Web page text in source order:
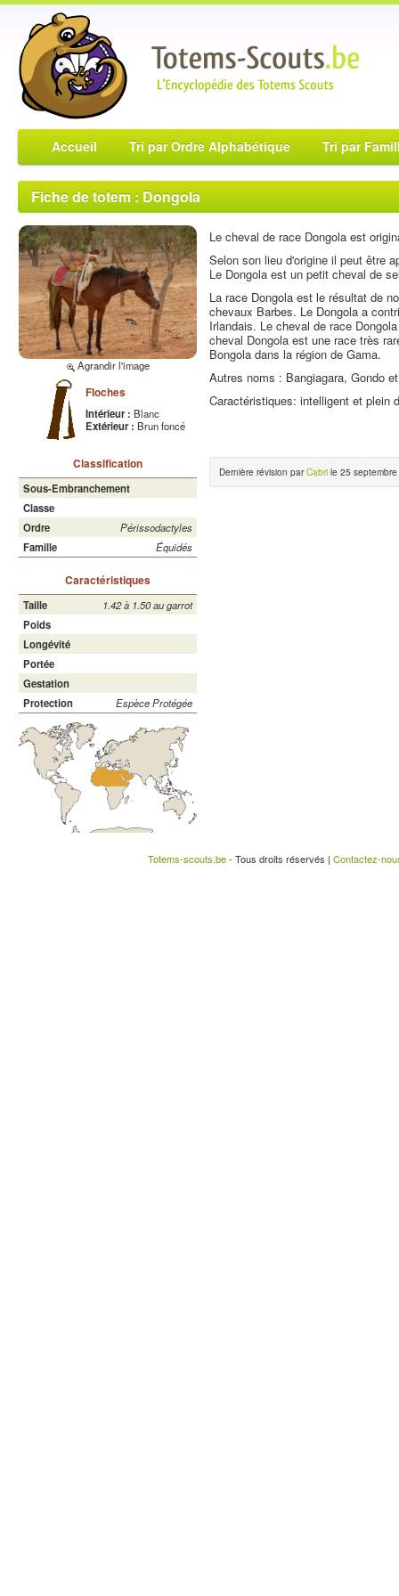
Accueil Tri par Ordre Alphabétique Tri par
Fiche de totem : Dongola
Agrandir l'image
Floches
Intérieur : Blanc
Extérieur : Brun foncé
Classification
Sous-Embranchement
Classe
Ordre
Périssodactyles
Famille
Équidés
Caractéristiques
Taille
1.42 à 1.50 au garrot
Poids
Longévité
Portée
Gestation
Protection
Espèce Protégée
Le cheval de race Dongola est
Selon son lieu d'origine il peut être
Le Dongola est un petit cheval de
La race Dongola est le résultat de
chevaux Barbes. Le Dongola a
Irlandais. Le cheval de race
cheval Dongola est une race très
Bongola dans la région de Gama.
Autres noms : Bangiagara, Gondo
Caractéristiques: intelligent et plein
Dernière révision parCabri le 25
Totems-scouts.be- Tous droits réservés | Contactez-